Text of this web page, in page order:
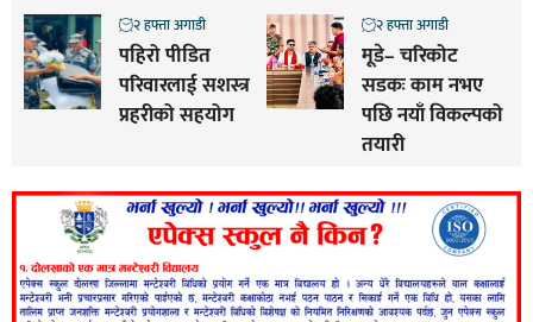
पहिरो पीडित
परिवारलाई सशस्त्र
प्रहरीको सहयोग
२ हफ्ता अगाडी
मूडे– चरिकोट
सडकः काम नभए
पछि नयाँ विकल्पको
तयारी
२ हफ्ता अगाडी